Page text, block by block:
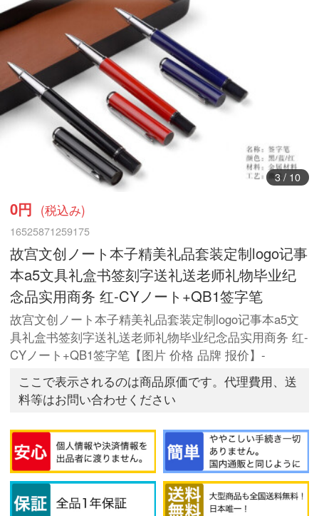
4/ 10
0円 (税込み)
16525871259175
故宫文创ノート本子精美礼品套装定制logo记事
本a5文具礼盒书签刻字送礼送老师礼物毕业纪
念品实用商务 红-CYノート+QB1签字笔
故宫文创ノート本子精美礼品套装定制logo记事本a5文
具礼盒书签刻字送礼送老师礼物毕业纪念品实用商务 红-
CYノート+QB1签字笔【图片 价格 品牌 报价】-
ここで表示されるのは商品原価です。代理費用、送
料等はお問い合わせください